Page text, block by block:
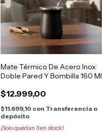
Mate Térmico De Acero Inox
Doble Pared Y Bombilla 160 Ml
$12.999,00
$11.699,10 con Transferencia o
depósito
¡Solo quedan 3en stock!